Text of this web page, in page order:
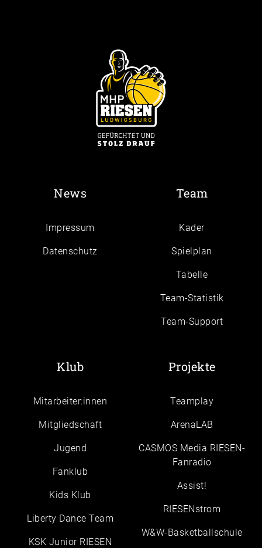
News
Impressum
Daten­schutz
Team
Kader
Spielplan
Tabelle
Team-Statistik
Team-Support
Klub
Mitarbeiter:innen
Mitgliedschaft
Jugend
Fanklub
Kids Klub
Liberty Dance Team
KSK Junior RIESEN
Projekte
Teamplay
ArenaLAB
CASMOS Media RIESEN-
Fanradio
Assist!
RIESENstrom
W&W-Basketballschule